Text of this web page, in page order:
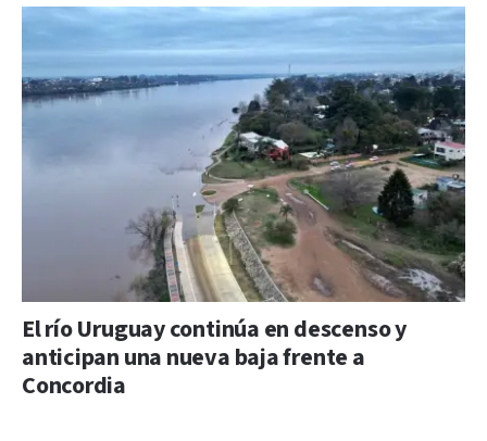
El río Uruguay continúa en descenso y
anticipan una nueva baja frente a
Concordia